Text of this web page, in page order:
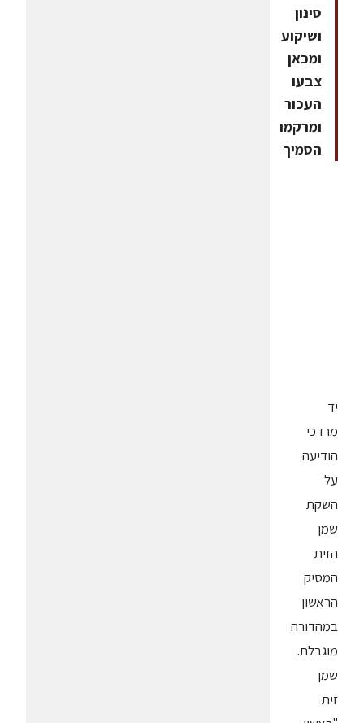
סינון
ושיקוע
ומכאן
צבעו
העכור
ומרקמו
הסמיך
יד
מרדכי
הודיעה
על
השקת
שמן
הזית
המסיק
הראשון
במהדורה
מוגבלת.
שמן
זית